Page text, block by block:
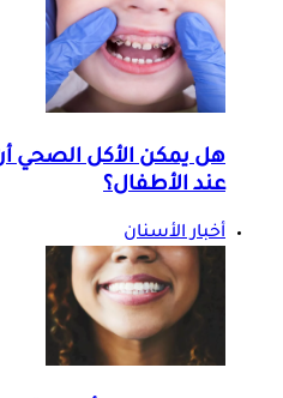
هل يمكن الأكل الصحي
عند الأطفال؟
أخبار الأسنان